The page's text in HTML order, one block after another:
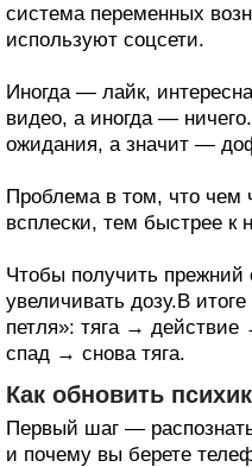
система переменных
используют соцсети.
Иногда — лайк,
видео, а иногда —
ожидания, а значит —
Проблема в том, что
всплески, тем быстрее к
Чтобы получить прежний
увеличивать дозу.В
петля»: тяга → действие
спад → снова тяга.
Как обновить
Первый шаг — распознать
и почему вы берете